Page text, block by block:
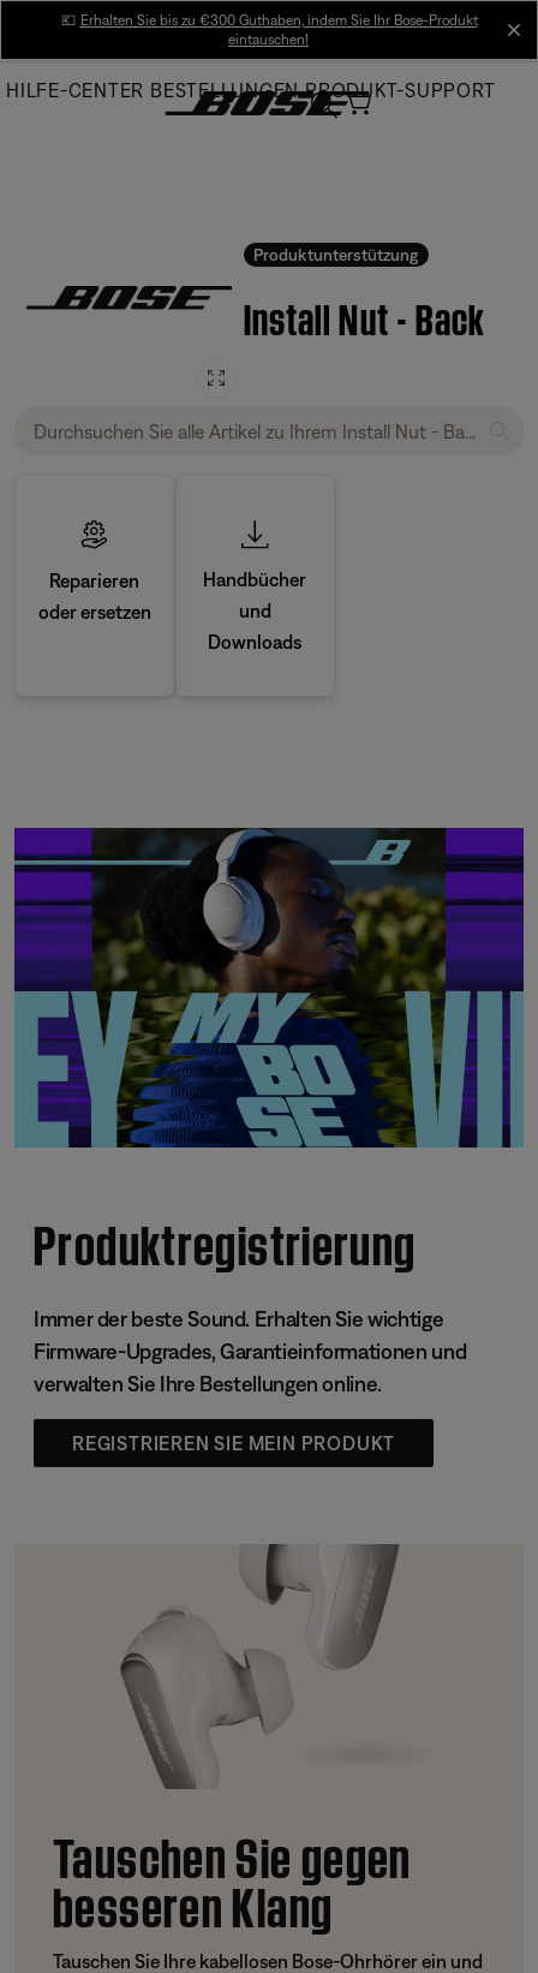
Main
💶 Erhalten Sie bis zu €300 Guthaben, indem Sie Ihr Bose-Produkt
eintauschen!
HILFE-CENTER BESTELLUNGEN PRODUKT-SUPPORT
Produktunterstützung
Install Nut - Back
Reparieren
oder ersetzen
Handbücher
und
Downloads
Produktregistrierung
Immer der beste Sound. Erhalten Sie wichtige
Firmware-Upgrades, Garantieinformationen und
verwalten Sie Ihre Bestellungen online.
REGISTRIEREN SIE MEIN PRODUKT
Tauschen Sie gegen
besseren Klang
Tauschen Sie Ihre kabellosen Bose-Ohrhörer ein und